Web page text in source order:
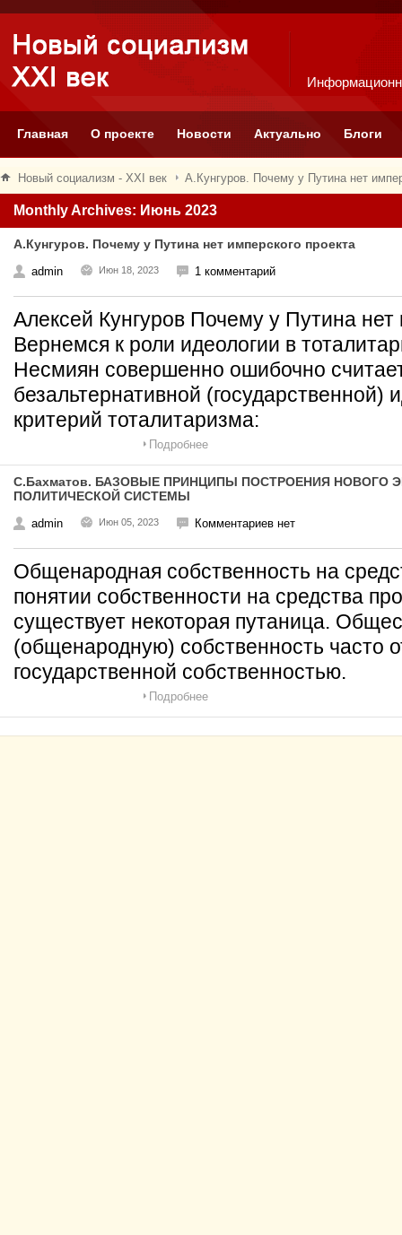
Главная О проекте Новости Актуально Блоги
Новый социализм - XXI век А.Кунгуров. Почему у Путина нет
Monthly Archives: Июнь 2023
А.Кунгуров. Почему у Путина нет имперского проекта
admin Июн 18, 2023 1 комментарий
Алексей Кунгуров Почему у Путина
Вернемся к роли идеологии в
Несмиян совершенно ошибочно
безальтернативной (государственной)
критерий тоталитаризма:
Подробнее
С.Бахматов. БАЗОВЫЕ ПРИНЦИПЫ ПОСТРОЕНИЯ НОВОГО
ПОЛИТИЧЕСКОЙ СИСТЕМЫ
admin Июн 05, 2023 Комментариев нет
Общенародная собственность на
понятии собственности на средства
существует некоторая путаница.
(общенародную) собственность часто
государственной собственностью.
Подробнее